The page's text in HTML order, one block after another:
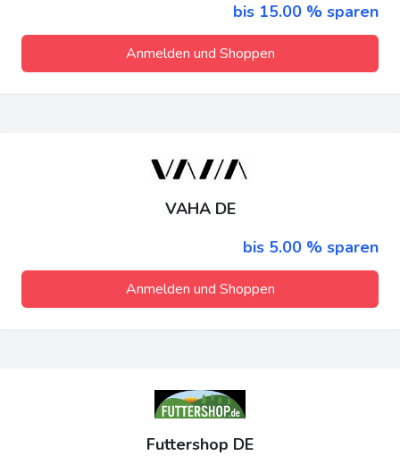
bis 15.00 % sparen
Anmelden und Shoppen
VAHA DE
bis 5.00 % sparen
Anmelden und Shoppen
Futtershop DE